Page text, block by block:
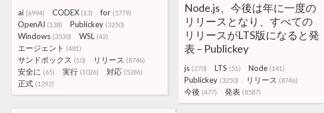
ai (6994) CODEX (13) for (5779)
OpenAI (138) Publickey (3250)
Windows (3530) WSL (42)
エージェント (481)
サンドボックス (10) リリース (8746)
安全に (65) 実行 (1026) 対応 (5286)
正式 (1292)
Node.js、今後は年に一度の
リリースとなり、すべての
リリースがLTS版になると発
表 – Publickey
js (270) LTS (51) Node (141)
Publickey (3250) リリース (8746)
今後 (477) 発表 (8587)